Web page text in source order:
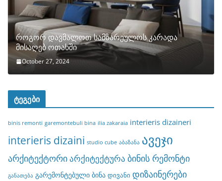
როგორ დავმალოთ სამზარეულოს კარადა
მისაღებ ოთახში
October 27, 2024
ტეგები
binis remonti garemontebuli bina ilia zakaraia interieris dizaineri
interieris dizaini studio cube აბაზანა ავეჯი
არქიტექტორიარქიტექტურა ბინის რემონტი
განათება გარემონტებული ბინა დივანი დიზაინერები